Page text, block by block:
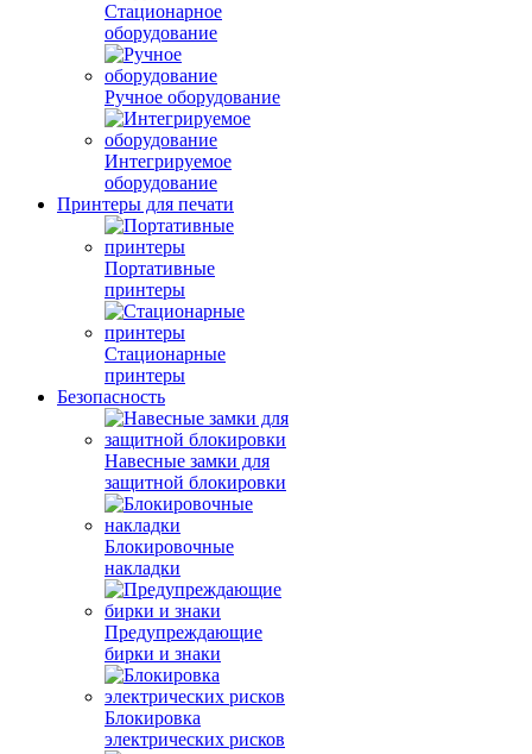
Стационарное
оборудование
Ручное оборудование
Интегрируемое
оборудование
Принтеры для печати
Портативные
принтеры
Стационарные
принтеры
Безопасность
Навесные замки для
защитной блокировки
Блокировочные
накладки
Предупреждающие
бирки и знаки
Блокировка
электрических рисков